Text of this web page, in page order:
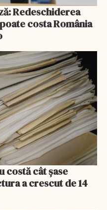
Redeschiderea
costa România
costă cât șase
a crescut de 14